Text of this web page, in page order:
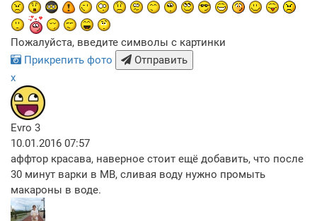
Пожалуйста, введите символы с картинки
Прикрепить фото
Отправить
x
Evro 3
10.01.2016 07:57
аффтор красава, наверное стоит ещё добавить, что после
30 минут варки в МВ, сливая воду нужно промыть
макароны в воде.